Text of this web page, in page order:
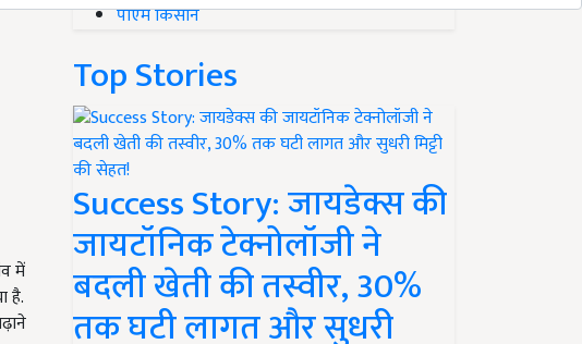
में
है.
पीएम किसान
Top Stories
Success Story: जायडेक्स की
जायटॉनिक टेक्नोलॉजी ने
बदली खेती की तस्वीर, 30%
तक घटी लागत और सुधरी